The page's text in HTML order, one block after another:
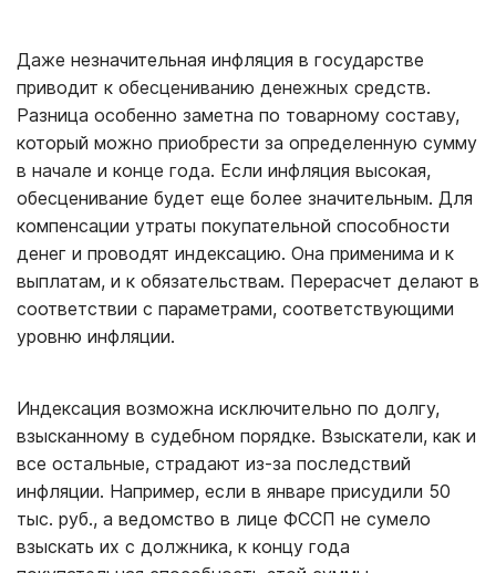
Даже незначительная инфляция в государстве
приводит к обесцениванию денежных средств.
Разница особенно заметна по товарному составу,
который можно приобрести за определенную сумму
в начале и конце года. Если инфляция высокая,
обесценивание будет еще более значительным. Для
компенсации утраты покупательной способности
денег и проводят индексацию. Она применима и к
выплатам, и к обязательствам. Перерасчет делают в
соответствии с параметрами, соответствующими
уровню инфляции.
Индексация возможна исключительно по долгу,
взысканному в судебном порядке. Взыскатели, как и
все остальные, страдают из-за последствий
инфляции. Например, если в январе присудили 50
тыс. руб., а ведомство в лице ФССП не сумело
взыскать их с должника, к концу года